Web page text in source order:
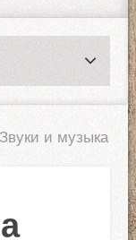
Звуки и музыка